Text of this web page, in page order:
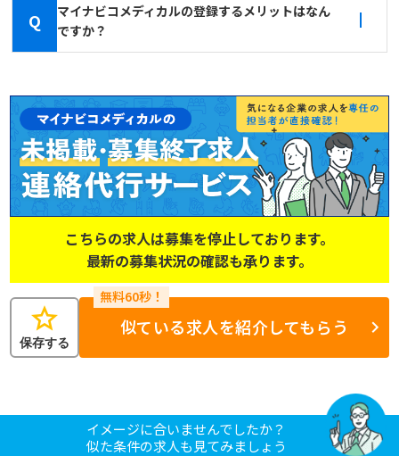
Q
マイナビコメディカルの登録するメリットはなん
ですか？
こちらの求人は募集を停止しております。
最新の募集状況の確認も承ります。
star
保存する
似ている求人を紹介してもらう
イメージに合いませんでしたか？
似た条件の求人も見てみましょう